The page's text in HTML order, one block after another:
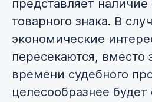
представляет наличие
товарного знака. В
экономические
пересекаются, вместо
времени судебного
целесообразнее будет